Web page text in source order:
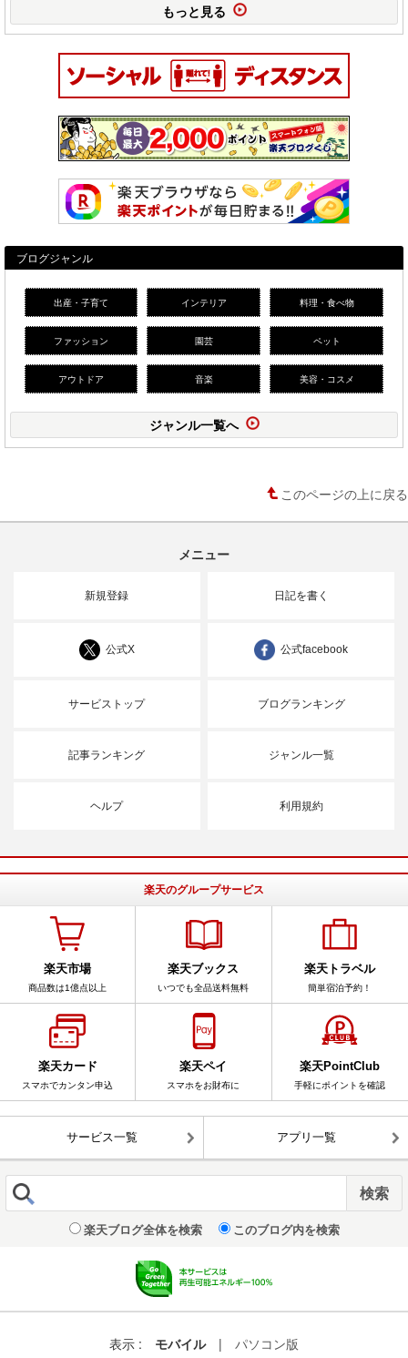
もっと見る
ブログジャンル
出産・子育て インテリア 料理・食べ物
ファッション 園芸 ペット
アウトドア 音楽 美容・コスメ
ジャンル一覧へ
このページの上に戻る
メニュー
新規登録 日記を書く
公式X 公式facebook
サービストップ ブログランキング
記事ランキング ジャンル一覧
ヘルプ 利用規約
楽天のグループサービス
楽天市場
商品数は1億点以上
楽天ブックス
いつでも全品送料無料
楽天トラベル
簡単宿泊予約！
楽天カード
スマホでカンタン申込
楽天ペイ
スマホをお財布に
楽天PointClub
手軽にポイントを確認
サービス一覧 アプリ一覧
楽天ブログ全体を検索 このブログ内を検索
表示 : モバイル | パソコン版